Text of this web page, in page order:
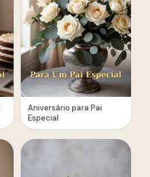
Aniversário para Pai
Especial